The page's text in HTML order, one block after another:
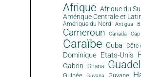
Afrique Afrique du
Amérique Centrale et
Amérique du Nord Antigua
Cameroun Canada
Caraïbe Cuba Côte
Dominique Etats-Unis
Gabon Ghana
Guinée Guyana Guyane